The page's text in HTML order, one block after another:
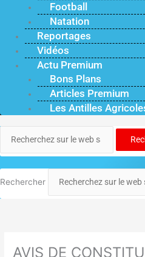
Football
Natation
Reportages
Vidéos
Actu Premium
Bons Plans
Articles Premium
Les Antilles
Rechercher
AVIS DE